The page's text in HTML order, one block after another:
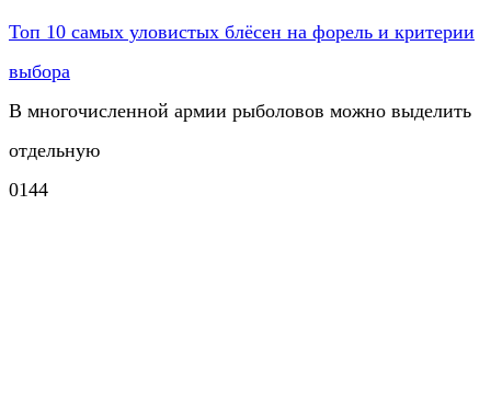
Топ 10 самых уловистых блёсен на форель и критерии
выбора
В многочисленной армии рыболовов можно выделить
отдельную
0144